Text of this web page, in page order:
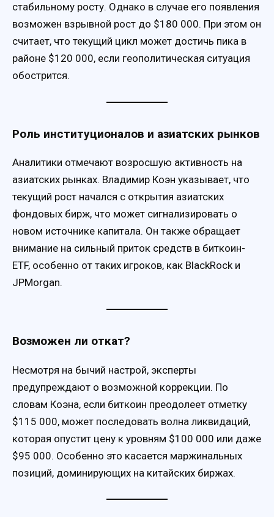
стабильному росту. Однако в случае его появления
возможен взрывной рост до $180 000. При этом он
считает, что текущий цикл может достичь пика в
районе $120 000, если геополитическая ситуация
обострится.
Роль институционалов и азиатских рынков
Аналитики отмечают возросшую активность на
азиатских рынках. Владимир Коэн указывает, что
текущий рост начался с открытия азиатских
фондовых бирж, что может сигнализировать о
новом источнике капитала. Он также обращает
внимание на сильный приток средств в биткоин-
ETF, особенно от таких игроков, как BlackRock и
JPMorgan.
Возможен ли откат?
Несмотря на бычий настрой, эксперты
предупреждают о возможной коррекции. По
словам Коэна, если биткоин преодолеет отметку
$115 000, может последовать волна ликвидаций,
которая опустит цену к уровням $100 000 или даже
$95 000. Особенно это касается маржинальных
позиций, доминирующих на китайских биржах.